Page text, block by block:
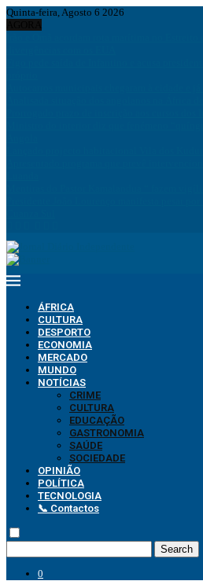
Quinta-feira, Agosto 6 2026
ÁFRICA
CULTURA
DESPORTO
ECONOMIA
MERCADO
MUNDO
NOTÍCIAS
CRIME
CULTURA
EDUCAÇÃO
GASTRONOMIA
SAÚDE
SOCIEDADE
OPINIÃO
POLÍTICA
TECNOLOGIA
📞 Contactos
Search
0